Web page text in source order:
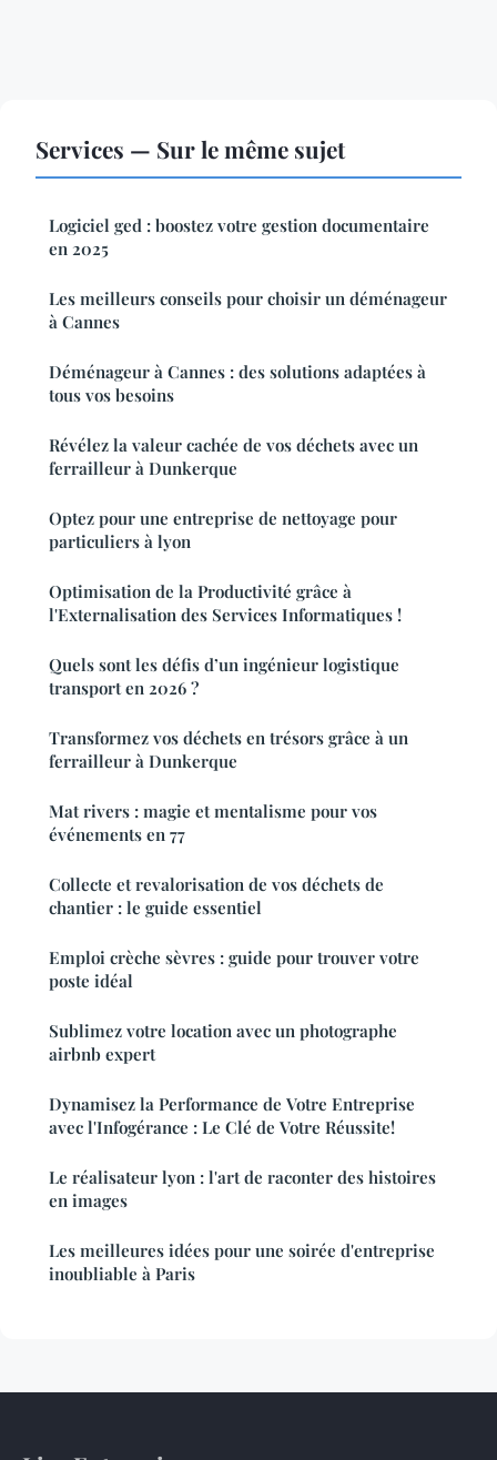
Services — Sur le même sujet
Logiciel ged : boostez votre gestion documentaire
en 2025
Les meilleurs conseils pour choisir un déménageur
à Cannes
Déménageur à Cannes : des solutions adaptées à
tous vos besoins
Révélez la valeur cachée de vos déchets avec un
ferrailleur à Dunkerque
Optez pour une entreprise de nettoyage pour
particuliers à lyon
Optimisation de la Productivité grâce à
l'Externalisation des Services Informatiques !
Quels sont les défis d’un ingénieur logistique
transport en 2026 ?
Transformez vos déchets en trésors grâce à un
ferrailleur à Dunkerque
Mat rivers : magie et mentalisme pour vos
événements en 77
Collecte et revalorisation de vos déchets de
chantier : le guide essentiel
Emploi crèche sèvres : guide pour trouver votre
poste idéal
Sublimez votre location avec un photographe
airbnb expert
Dynamisez la Performance de Votre Entreprise
avec l'Infogérance : Le Clé de Votre Réussite!
Le réalisateur lyon : l'art de raconter des histoires
en images
Les meilleures idées pour une soirée d'entreprise
inoubliable à Paris